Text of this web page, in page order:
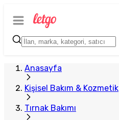
Anasayfa
Kişisel Bakım & Kozmetik
Tırnak Bakımı
Plus Satıcı